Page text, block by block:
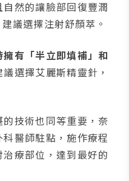
然的讓臉部回復豐潤
建議選擇注射舒顏萃。
擁有「半立即填補」和
議選擇艾麗斯精靈針，
技術也同等重要，奈
醫師駐點，施作療程
療部位，達到最好的